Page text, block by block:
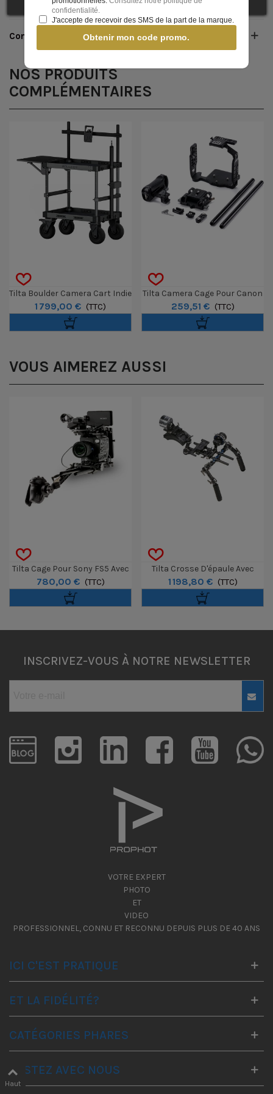
Contenu de la boîte
NOS PRODUITS
COMPLÉMENTAIRES
Tilta Boulder Camera Cart Indie
Kit - Gris
1 799,00 € (TTC)
Tilta Camera Cage Pour Canon
C80 - Advanced Kit
259,51 € (TTC)
VOUS AIMEREZ AUSSI
Tilta Cage Pour Sony FS5 Avec
Plaque De Batterie V-Mount
780,00 € (TTC)
Tilta Crosse D'épaule Avec
Follow Focus
1 198,80 € (TTC)
INSCRIVEZ-VOUS À NOTRE NEWSLETTER
VOTRE EXPERT
PHOTO
ET
VIDEO
PROFESSIONNEL, CONNU ET RECONNU DEPUIS PLUS DE 40 ANS
ICI C'EST PRATIQUE
ET LA FIDÉLITÉ?
CATÉGORIES PHARES
RESTEZ AVEC NOUS
Haut
confidentialité.
J'accepte de recevoir des SMS de la part de la marque.
Obtenir mon code promo.